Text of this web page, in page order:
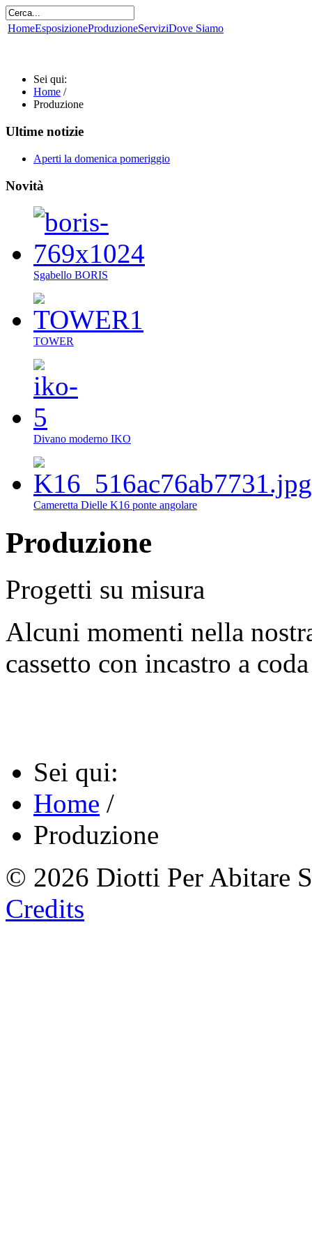
HomeEsposizioneProduzioneServiziDove Siamo
Sei qui:
Home /
Produzione
Ultime notizie
Aperti la domenica pomeriggio
Novità
Sgabello BORIS
TOWER
Divano moderno IKO
Cameretta Dielle K16 ponte angolare
Produzione
Progetti su misura
Alcuni momenti nella
cassetto con incastro a
Sei qui:
Home /
Produzione
© 2026 Diotti Per Abitare
Credits